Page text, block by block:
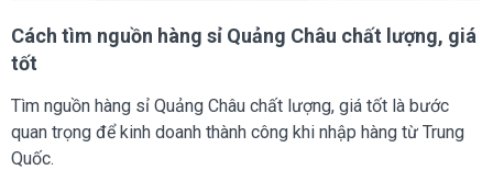
Cách tìm nguồn hàng sỉ Quảng Châu chất lượng, giá
tốt
Tìm nguồn hàng sỉ Quảng Châu chất lượng, giá tốt là bước
quan trọng để kinh doanh thành công khi nhập hàng từ Trung
Quốc.